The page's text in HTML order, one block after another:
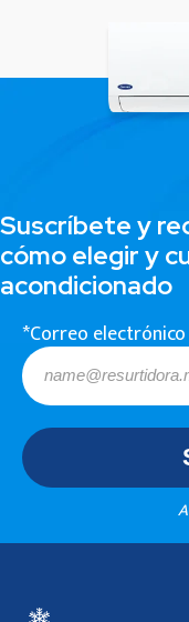
Suscríbete y
cómo elegir y
acondicionado
*Correo electrónico